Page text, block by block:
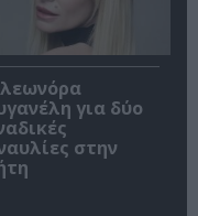
για δύο
στην